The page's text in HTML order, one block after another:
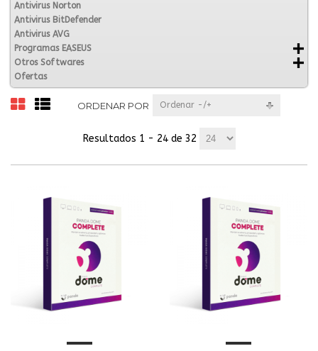
Antivirus Norton
Antivirus BitDefender
Antivirus AVG
Programas EASEUS
Otros Softwares
Ofertas
ORDENAR POR Ordenar -/+
Resultados 1 - 24 de 32